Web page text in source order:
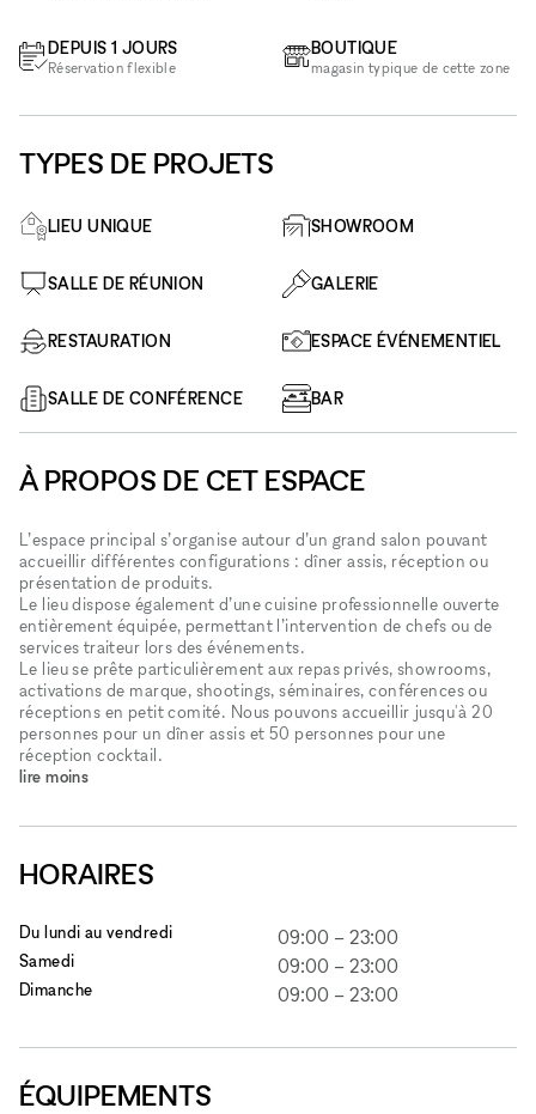
DEPUIS 1 JOURS
Réservation flexible
BOUTIQUE
magasin typique de cette zone
TYPES DE PROJETS
LIEU UNIQUE SHOWROOM
SALLE DE RÉUNION GALERIE
RESTAURATION ESPACE ÉVÉNEMENTIEL
SALLE DE CONFÉRENCE BAR
À PROPOS DE CET ESPACE
L’espace principal s’organise autour d’un grand salon pouvant
accueillir différentes configurations : dîner assis, réception ou
présentation de produits.
Le lieu dispose également d’une cuisine professionnelle ouverte
entièrement équipée, permettant l’intervention de chefs ou de
services traiteur lors des événements.
Le lieu se prête particulièrement aux repas privés, showrooms,
activations de marque, shootings, séminaires, conférences ou
réceptions en petit comité. Nous pouvons accueillir jusqu'à 20
personnes pour un dîner assis et 50 personnes pour une
réception cocktail.
lire moins
HORAIRES
Du lundi au vendredi 09:00 – 23:00
Samedi 09:00 – 23:00
Dimanche 09:00 – 23:00
ÉQUIPEMENTS